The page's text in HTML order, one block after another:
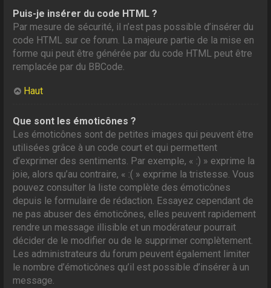
Puis-je insérer du code HTML ?
Par mesure de sécurité, il n’est pas possible d’insérer du
code HTML sur ce forum. La majeure partie de la mise en
forme qui peut être générée par du code HTML peut être
remplacée par du BBCode.
Haut
Que sont les émoticônes ?
Les émoticônes sont de petites images qui peuvent être
utilisées grâce à un code court et qui permettent
d’exprimer des sentiments. Par exemple, « :) » exprime la
joie, alors qu’au contraire, « :( » exprime la tristesse. Vous
pouvez consulter la liste complète des émoticônes
depuis le formulaire de rédaction. Essayez cependant de
ne pas abuser des émoticônes, elles peuvent rapidement
rendre un message illisible et un modérateur pourrait
décider de le modifier ou de le supprimer complètement.
Les administrateurs du forum peuvent également limiter
le nombre d’émoticônes qu’il est possible d’insérer à un
message.